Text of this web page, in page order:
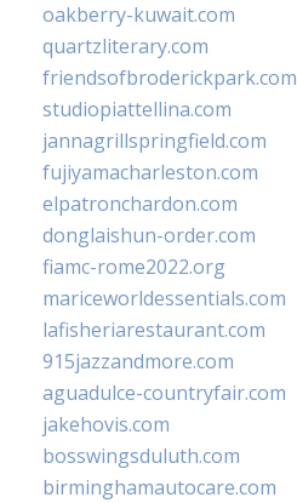
oakberry-kuwait.com
quartzliterary.com
friendsofbroderickpark.com
studiopiattellina.com
jannagrillspringfield.com
fujiyamacharleston.com
elpatronchardon.com
donglaishun-order.com
fiamc-rome2022.org
mariceworldessentials.com
lafisheriarestaurant.com
915jazzandmore.com
aguadulce-countryfair.com
jakehovis.com
bosswingsduluth.com
birminghamautocare.com